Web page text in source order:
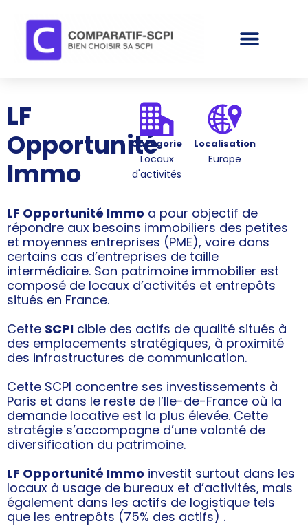
LF
Opportunité
Immo
Catégorie
Locaux
d'activités
Localisation
Europe
LF Opportunité Immo a pour objectif de
répondre aux besoins immobiliers des petites
et moyennes entreprises (PME), voire dans
certains cas d’entreprises de taille
intermédiaire. Son patrimoine immobilier est
composé de locaux d’activités et entrepôts
situés en France.
Cette SCPI cible des actifs de qualité situés à
des emplacements stratégiques, à proximité
des infrastructures de communication.
Cette SCPI concentre ses investissements à
Paris et dans le reste de l’Ile-de-France où la
demande locative est la plus élevée. Cette
stratégie s’accompagne d’une volonté de
diversification du patrimoine.
LF Opportunité Immo investit surtout dans les
locaux à usage de bureaux et d’activités, mais
également dans les actifs de logistique tels
que les entrepôts (75% des actifs) .